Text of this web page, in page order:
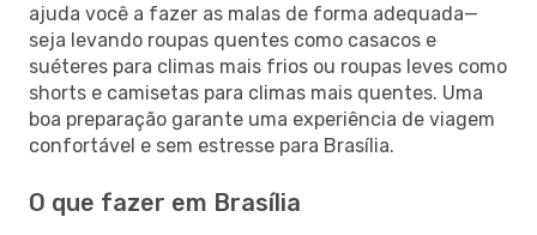
ajuda você a fazer as malas de forma adequada—
seja levando roupas quentes como casacos e
suéteres para climas mais frios ou roupas leves como
shorts e camisetas para climas mais quentes. Uma
boa preparação garante uma experiência de viagem
confortável e sem estresse para Brasília.
O que fazer em Brasília